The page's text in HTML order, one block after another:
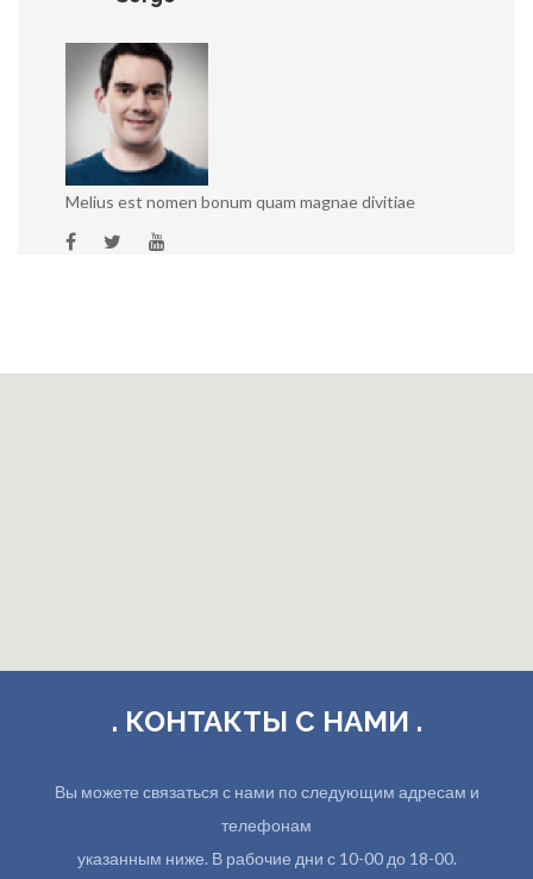
Melius est nomen bonum quam magnae divitiae
. КОНТАКТЫ С НАМИ .
Вы можете связаться с нами по следующим адресам и
телефонам
указанным ниже. В рабочие дни с 10-00 до 18-00.